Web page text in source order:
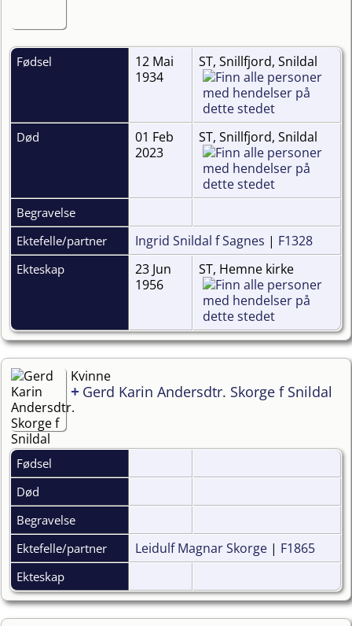
Fødsel
12 Mai
1934
ST, Snillfjord, Snildal
Død
01 Feb
2023
ST, Snillfjord, Snildal
Begravelse
Ektefelle/partner
Ingrid Snildal f Sagnes | F1328
Ekteskap
23 Jun
1956
ST, Hemne kirke
Kvinne
+ Gerd Karin Andersdtr. Skorge f Snildal
Fødsel
Død
Begravelse
Ektefelle/partner
Leidulf Magnar Skorge | F1865
Ekteskap